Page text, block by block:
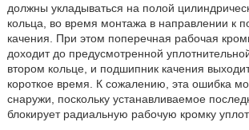
должны укладываться на полой
кольца, во время монтажа в направлении к
качения. При этом поперечная рабочая
доходит до предусмотренной
втором кольце, и подшипник качения
короткое время. К сожалению, эта ошибка
снаружи, поскольку устанавливаемое
блокирует радиальную рабочую кромку